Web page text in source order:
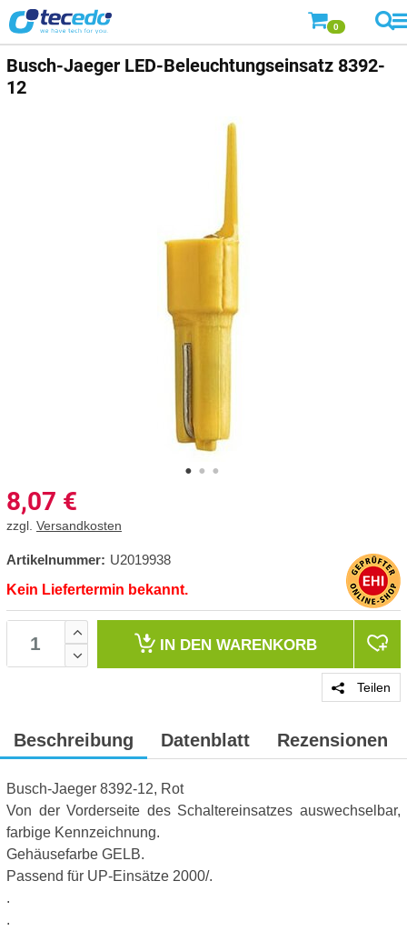
0
Busch-Jaeger LED-Beleuchtungseinsatz 8392-
12
8,07 €
zzgl. Versandkosten
Artikelnummer: U2019938
Kein Liefertermin bekannt.
IN DEN WARENKORB
Teilen
Beschreibung Datenblatt Rezensionen
Busch-Jaeger 8392-12, Rot
Von der Vorderseite des Schaltereinsatzes auswechselbar,
farbige Kennzeichnung.
Gehäusefarbe GELB.
Passend für UP-Einsätze 2000/.
.
.